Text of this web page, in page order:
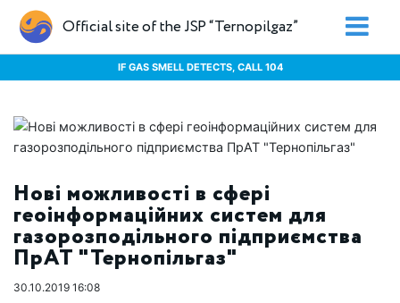
Official site of the JSP “Ternopilgaz”
IF GAS SMELL DETECTS, CALL 104
Нові можливості в сфері
геоінформаційних систем для
газорозподільного підприємства
ПрАТ "Тернопільгаз"
30.10.2019 16:08